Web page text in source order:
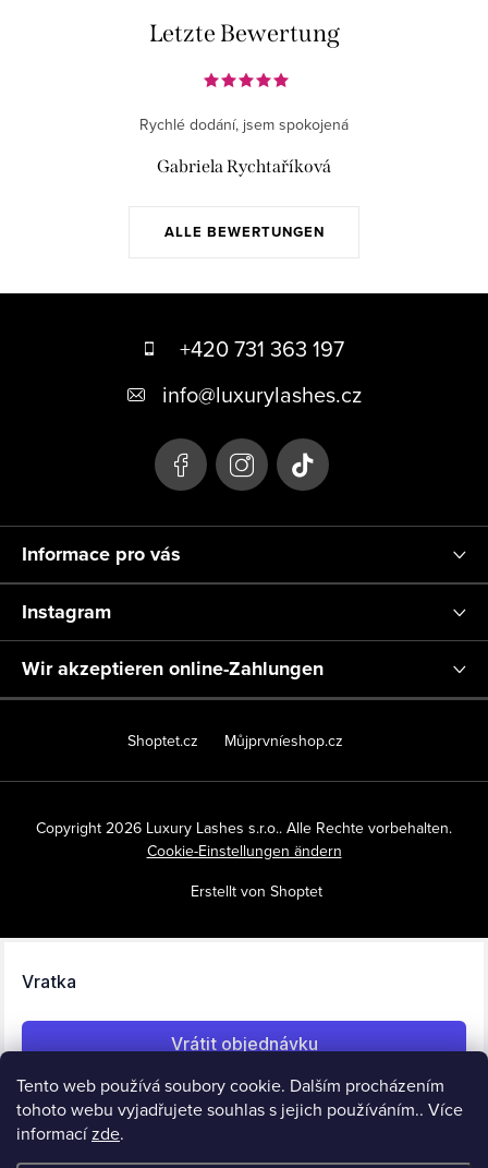
Tento web používá soubory cookie. Dalším procházením
tohoto webu vyjadřujete souhlas s jejich používáním.. Více
informacízde.
Letzte Bewertung
ALLE BEWERTUNGEN
Rychlé dodání, jsem spokojená
Gabriela Rychtaříková
l
+420 731 363 197
info@luxurylashes.cz
Informace pro vás
Instagram
Wir akzeptieren online-Zahlungen
Shoptet.cz Můjprvníeshop.cz
Erstellt von Shoptet
Copyright 2026 Luxury Lashes s.r.o.. Alle Rechte vorbehalten.
Cookie-Einstellungen ändern